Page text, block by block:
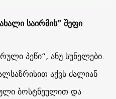
საირმის” შეფი
პეწი“, ანუ სუნელები.
აქვს ძალიან
ბოსტნეულით და